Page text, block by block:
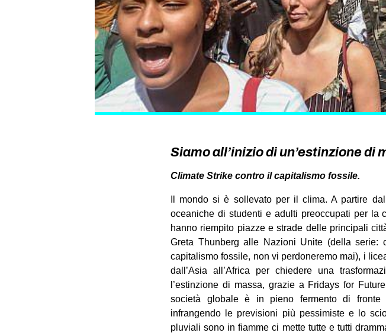
Siamo all’inizio di un’estinzione di
Climate Strike contro il capitalismo fossile.
Il mondo si è sollevato per il clima. A partire
oceaniche di studenti e adulti preoccupati per la
hanno riempito piazze e strade delle principali
Greta Thunberg alle Nazioni Unite (della
capitalismo fossile, non vi perdoneremo mai), i
dall’Asia all’Africa per chiedere una
l’estinzione di massa, grazie a Fridays for
società globale è in pieno fermento di fronte
infrangendo le previsioni più pessimiste e lo
pluviali sono in fiamme ci mette tutte e tutti